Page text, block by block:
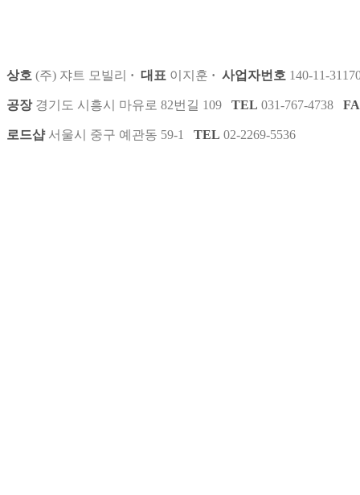
상호 (주) 쟈트 모빌리 · 대표 이지훈 · 사업자번호 140-11-
공장 경기도 시흥시 마유로 82번길 109 TEL 031-767-4738
로드샵 서울시 중구 예관동 59-1 TEL 02-2269-5536